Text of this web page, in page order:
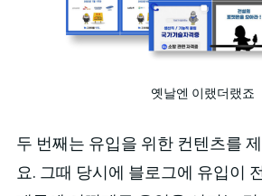
옛날엔 이랬더랬죠
두 번째는 유입을 위한 컨텐츠를
요. 그때 당시에 블로그에 유입이